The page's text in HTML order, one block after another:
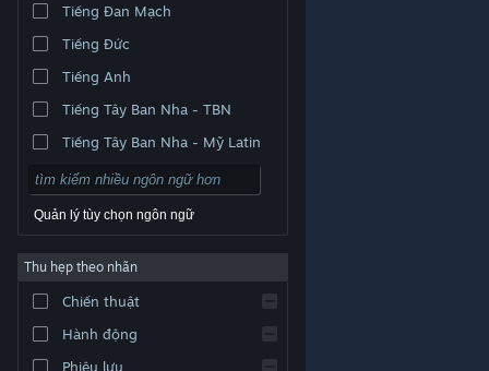
thương hiệu là tài sản của chủ sở hữu tương ứng tại
Pháp lý
Hỗ trợ tiếp cận
ký Steam
|Hoàn tiền|
Tiếng Đan Mạch
Tiếng Đức
Tiếng Anh
Tiếng Tây Ban Nha - TBN
Tiếng Tây Ban Nha - Mỹ Latin
Quản lý tùy chọn ngôn ngữ
Thu hẹp theo nhãn
Chiến thuật
Hành động
Phiêu lưu